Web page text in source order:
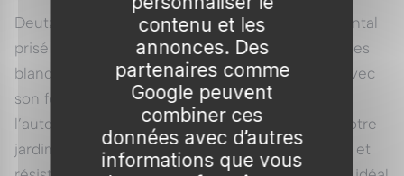
Deutzia 'Pride of Rochester', un arbuste ornemental
prisé pour sa floraison spectaculaire de clochettes
blanches qui égayent vos espaces extérieurs. Avec
son feuillage vert foncé qui se teinte de doré à
l’automne, il apportera une note d’élégance à votre
jardin tout au long de l’année. Facile d’entretien et
contenu et les
annonces. Des
partenaires comme
Google peuvent
combiner ces
données avec d’autres
informations que vous